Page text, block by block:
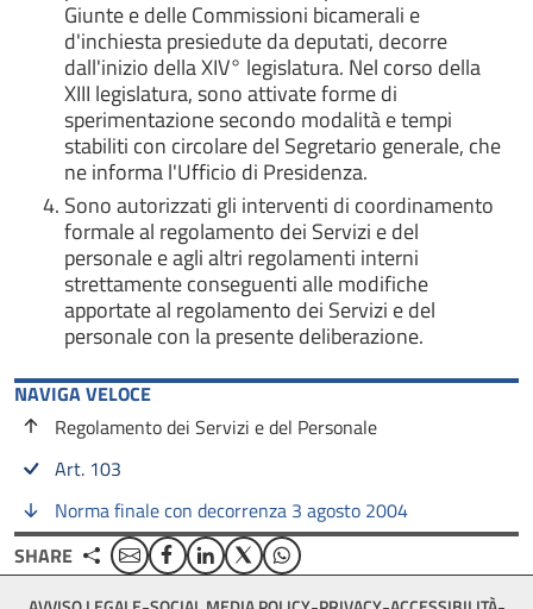
Giunte e delle Commissioni bicamerali e
d'inchiesta presiedute da deputati, decorre
dall'inizio della XIV° legislatura. Nel corso della
XIII legislatura, sono attivate forme di
sperimentazione secondo modalità e tempi
stabiliti con circolare del Segretario generale, che
ne informa l'Ufficio di Presidenza.
Sono autorizzati gli interventi di coordinamento
formale al regolamento dei Servizi e del
personale e agli altri regolamenti interni
strettamente conseguenti alle modifiche
apportate al regolamento dei Servizi e del
personale con la presente deliberazione.
NAVIGA VELOCE
Regolamento dei Servizi e del Personale
Art. 103
Norma finale con decorrenza 3 agosto 2004
SHARE
EmailFacebook
Linkedin
TwitterWhatsApp
Footer